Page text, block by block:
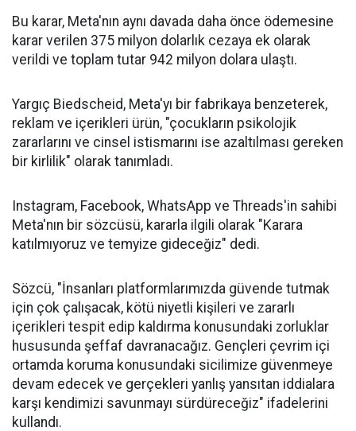
Bu karar, Meta'nın aynı davada daha önce ödemesine
karar verilen 375 milyon dolarlık cezaya ek olarak
verildi ve toplam tutar 942 milyon dolara ulaştı.
Yargıç Biedscheid, Meta'yı bir fabrikaya benzeterek,
reklam ve içerikleri ürün, "çocukların psikolojik
zararlarını ve cinsel istismarını ise azaltılması gereken
bir kirlilik" olarak tanımladı.
Instagram, Facebook, WhatsApp ve Threads'in sahibi
Meta'nın bir sözcüsü, kararla ilgili olarak "Karara
katılmıyoruz ve temyize gideceğiz" dedi.
Sözcü, "İnsanları platformlarımızda güvende tutmak
için çok çalışacak, kötü niyetli kişileri ve zararlı
içerikleri tespit edip kaldırma konusundaki zorluklar
hususunda şeffaf davranacağız. Gençleri çevrim içi
ortamda koruma konusundaki sicilimize güvenmeye
devam edecek ve gerçekleri yanlış yansıtan iddialara
karşı kendimizi savunmayı sürdüreceğiz" ifadelerini
kullandı.